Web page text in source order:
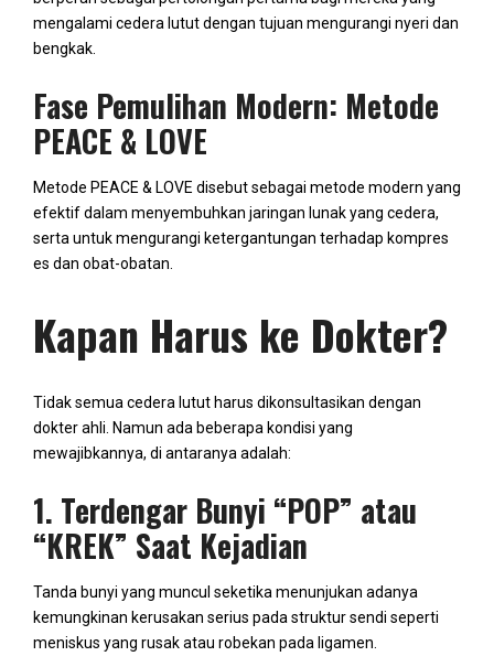
mengalami cedera lutut dengan tujuan mengurangi nyeri dan
bengkak.
Fase Pemulihan Modern: Metode
PEACE & LOVE
Metode PEACE & LOVE disebut sebagai metode modern yang
efektif dalam menyembuhkan jaringan lunak yang cedera,
serta untuk mengurangi ketergantungan terhadap kompres
es dan obat-obatan.
Kapan Harus ke Dokter?
Tidak semua cedera lutut harus dikonsultasikan dengan
dokter ahli. Namun ada beberapa kondisi yang
mewajibkannya, di antaranya adalah:
1. Terdengar Bunyi “POP” atau
“KREK” Saat Kejadian
Tanda bunyi yang muncul seketika menunjukan adanya
kemungkinan kerusakan serius pada struktur sendi seperti
meniskus yang rusak atau robekan pada ligamen.